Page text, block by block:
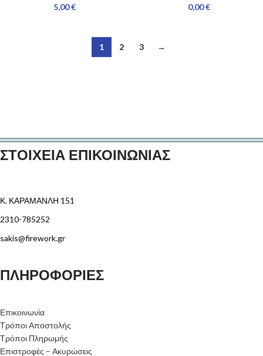
5,00€ 0,00€
1 2 3 →
ΣΤΟΙΧΕΙΑ ΕΠΙΚΟΙΝΩΝΙΑΣ
Κ. ΚΑΡΑΜΑΝΛΗ 151
2310-785252
sakis@firework.gr
ΠΛΗΡΟΦΟΡΙΕΣ
Επικοινωνία
Τρόποι Αποστολής
Τρόποι Πληρωμής
Επιστροφές – Ακυρώσεις